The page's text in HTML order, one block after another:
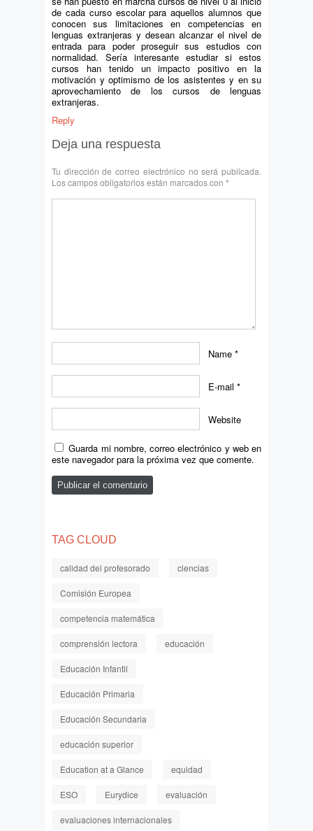
de cada curso escolar para aquellos alumnos que
conocen sus limitaciones en competencias en
lenguas extranjeras y desean alcanzar el nivel de
entrada para poder proseguir sus estudios con
normalidad. Sería interesante estudiar si estos
cursos han tenido un impacto positivo en la
motivación y optimismo de los asistentes y en su
aprovechamiento de los cursos de lenguas
extranjeras.
Reply
Deja una respuesta
Tu dirección de correo electrónico no será publicada.
Los campos obligatorios están marcados con *
Name *
E-mail *
Website
Guarda mi nombre, correo electrónico y web en
este navegador para la próxima vez que comente.
TAG CLOUD
calidad del profesorado ciencias
Comisión Europea
competencia matemática
comprensión lectora educación
Educación Infantil
Educación Primaria
Educación Secundaria
educación superior
Education at a Glance equidad
ESO Eurydice evaluación
evaluaciones internacionales